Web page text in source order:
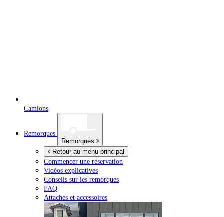
Camions
Remorques
Remorques
Retour au menu principal
Commencer une réservation
Vidéos explicatives
Conseils sur les remorques
FAQ
Attaches et accessoires